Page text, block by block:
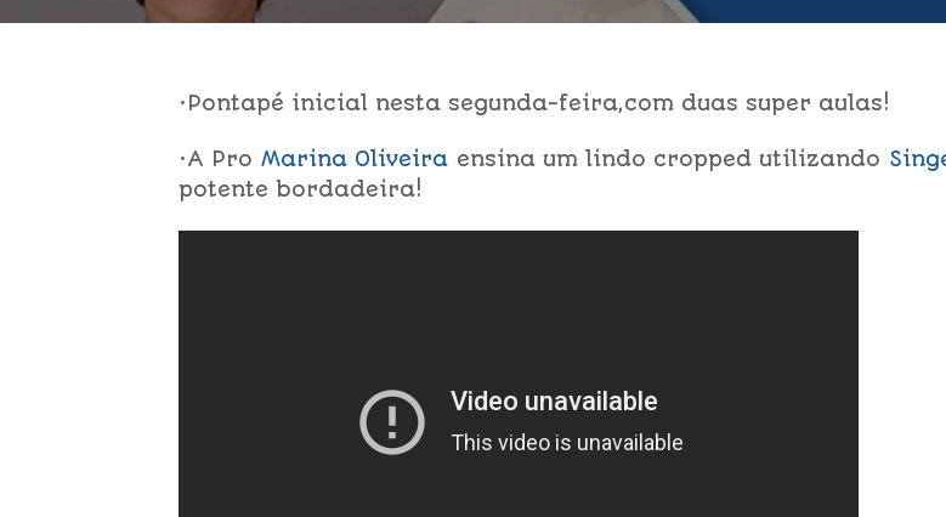
•Pontapé inicial nesta segunda-feira,com duas super aulas!
•A Pro Marina Oliveira ensina um lindo cropped utilizando
potente bordadeira!